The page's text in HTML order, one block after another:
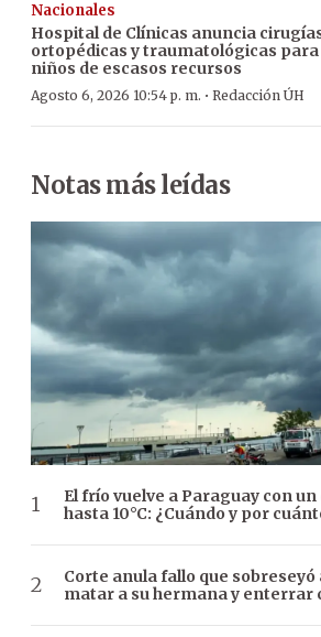
Nacionales
Hospital de Clínicas anuncia
ortopédicas y traumatológicas para
niños de escasos recursos
Agosto 6, 2026 10:54 p. m. · Redacción ÚH
Notas más leídas
El frío vuelve a Paraguay con un
hasta 10°C: ¿Cuándo y por
Corte anula fallo que sobreseyó
matar a su hermana y enterrar